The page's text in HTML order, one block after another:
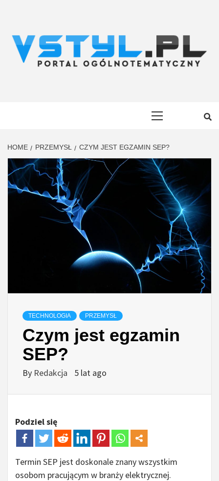
HOME PRZEMYSŁ CZYM JEST EGZAMIN SEP?
TECHNOLOGIA PRZEMYSŁ
Czym jest egzamin
SEP?
By Redakcja 5 lat ago
Podziel się
Termin SEP jest doskonale znany wszystkim
osobom pracującym w branży elektrycznej.